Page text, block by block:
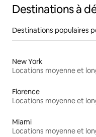
Destinations à
Destinations populaires
New York
Florence
Miami